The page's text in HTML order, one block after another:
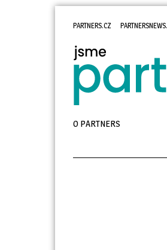
PARTNERS.CZ
O PARTNERS